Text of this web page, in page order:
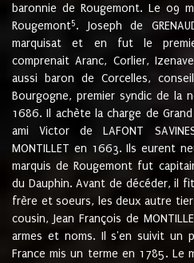
baronnie de Rougemont. Le 09
Rougemont5. Joseph de
marquisat et en fut le premier
comprenait Aranc, Corlier,
aussi baron de Corcelles,
Bourgogne, premier syndic de la
1686. Il achète la charge de
ami Victor de LAFONT
MONTILLET en 1663. Ils eurent
marquis de Rougemont fut
du Dauphin. Avant de décéder, il
frère et soeurs, les deux autre
cousin, Jean François de
armes et noms. Il s'en suivit un
France mis un terme en 1785. Le